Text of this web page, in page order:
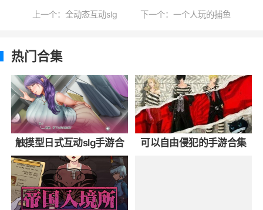
上一个：全动态互动slg 下一个：一个人玩的捕鱼
热门合集
触摸型日式互动slg手游合
集
可以自由侵犯的手游合集